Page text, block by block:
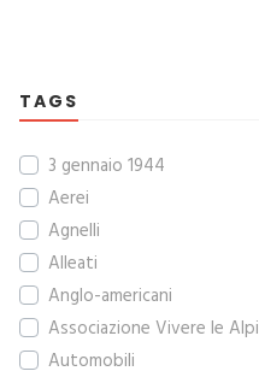
TAGS
3 gennaio 1944
Aerei
Agnelli
Alleati
Anglo-americani
Associazione Vivere le Alpi
Automobili